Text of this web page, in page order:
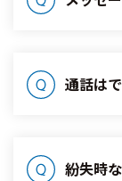
通話は
紛失時